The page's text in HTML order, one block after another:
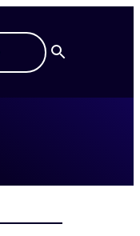
Recherche